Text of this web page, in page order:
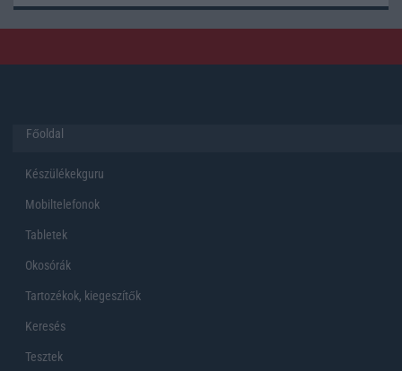
Főoldal
Készülékekguru
Mobiltelefonok
Tabletek
Okosórák
Tartozékok, kiegeszítők
Keresés
Tesztek